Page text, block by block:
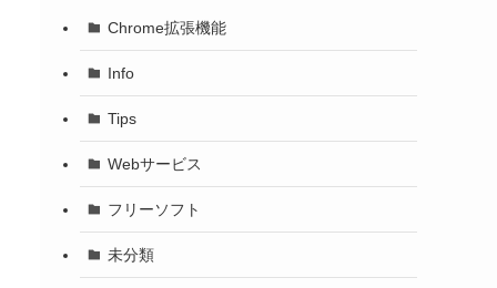
Chrome拡張機能
Info
Tips
Webサービス
フリーソフト
未分類